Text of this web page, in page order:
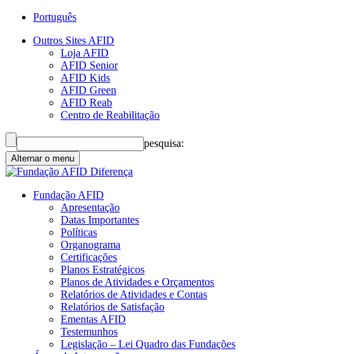
Português
Outros Sites AFID
Loja AFID
AFID Senior
AFID Kids
AFID Green
AFID Reab
Centro de Reabilitação
pesquisa:
Alternar o menu
Fundação AFID
Apresentação
Datas Importantes
Políticas
Organograma
Certificações
Planos Estratégicos
Planos de Atividades e Orçamentos
Relatórios de Atividades e Contas
Relatórios de Satisfação
Ementas AFID
Testemunhos
Legislação – Lei Quadro das Fundações